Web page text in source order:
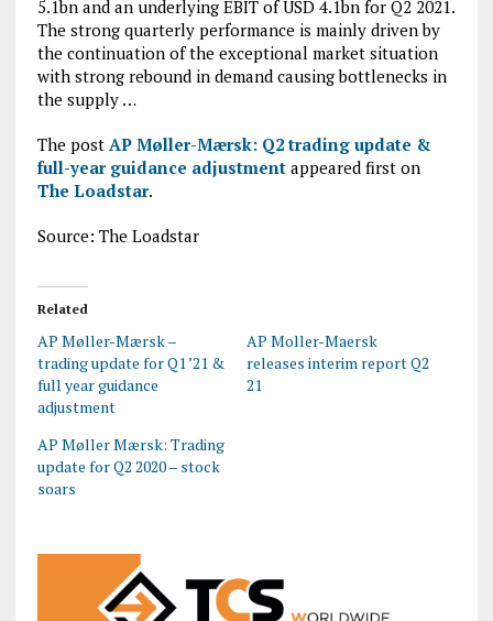
5.1bn and an underlying EBIT of USD 4.1bn for Q2 2021.
The strong quarterly performance is mainly driven by
the continuation of the exceptional market situation
with strong rebound in demand causing bottlenecks in
the supply …
The post AP Møller-Mærsk: Q2 trading update &
full-year guidance adjustmentappeared first on
The Loadstar.
Source: The Loadstar
Related
AP Møller-Mærsk –
trading update for Q1 ’21 &
full year guidance
adjustment
AP Moller-Maersk
releases interim report Q2
21
AP Møller Mærsk: Trading
update for Q2 2020 – stock
soars